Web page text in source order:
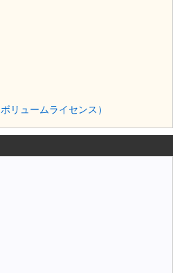
リュームライセンス）